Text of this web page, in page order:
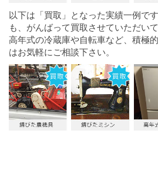
以下は「買取」となった実績一例で
も、がんばって買取させていただいて
高年式の冷蔵庫や自転車など、積極
はお気軽にご相談下さい。